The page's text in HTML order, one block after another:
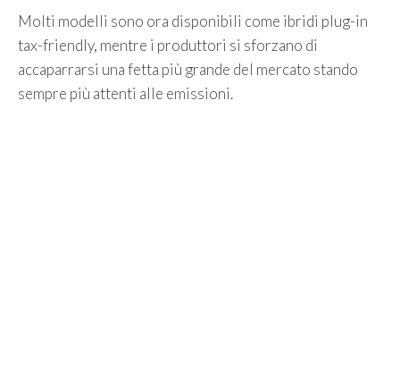
Molti modelli sono ora disponibili come ibridi plug-in
tax-friendly, mentre i produttori si sforzano di
accaparrarsi una fetta più grande del mercato stando
sempre più attenti alle emissioni.